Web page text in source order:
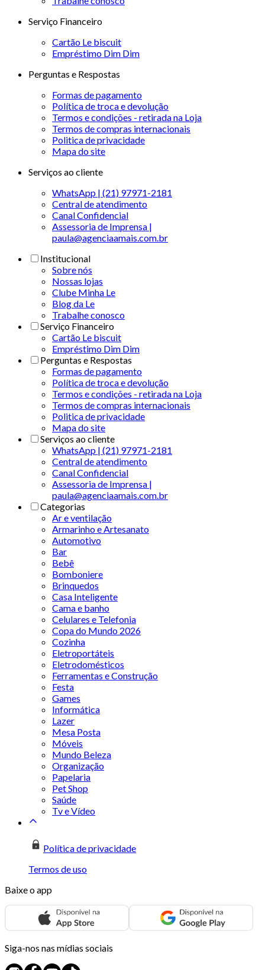
Serviço Financeiro
Cartão Le biscuit
Empréstimo Dim Dim
Perguntas e Respostas
Formas de pagamento
Política de troca e devolução
Termos e condições - retirada na Loja
Termos de compras internacionais
Politica de privacidade
Mapa do site
Serviços ao cliente
WhatsApp | (21) 97971-2181
Central de atendimento
Canal Confidencial
Assessoria de Imprensa |
paula@agenciaamais.com.br
Institucional
Sobre nós
Nossas lojas
Clube Minha Le
Blog da Le
Trabalhe conosco
Serviço Financeiro
Cartão Le biscuit
Empréstimo Dim Dim
Perguntas e Respostas
Formas de pagamento
Política de troca e devolução
Termos e condições - retirada na Loja
Termos de compras internacionais
Politica de privacidade
Mapa do site
Serviços ao cliente
WhatsApp | (21) 97971-2181
Central de atendimento
Canal Confidencial
Assessoria de Imprensa |
paula@agenciaamais.com.br
Categorias
Ar e ventilação
Armarinho e Artesanato
Automotivo
Bar
Bebê
Bomboniere
Brinquedos
Casa Inteligente
Cama e banho
Celulares e Telefonia
Copa do Mundo 2026
Cozinha
Eletroportáteis
Eletrodomésticos
Ferramentas e Construção
Festa
Games
Informática
Lazer
Mesa Posta
Móveis
Mundo Beleza
Organização
Papelaria
Pet Shop
Saúde
Tv e Vídeo
Política de privacidade
Termos de uso
Baixe o app
Siga-nos nas mídias sociais